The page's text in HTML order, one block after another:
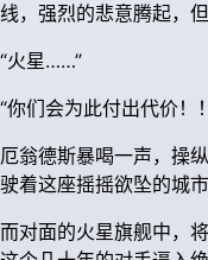
线，强烈的悲意腾起，
“火星……”
“你们会为此付出代价！
厄翁德斯暴喝一声，操
驶着这座摇摇欲坠的城
而对面的火星旗舰中，